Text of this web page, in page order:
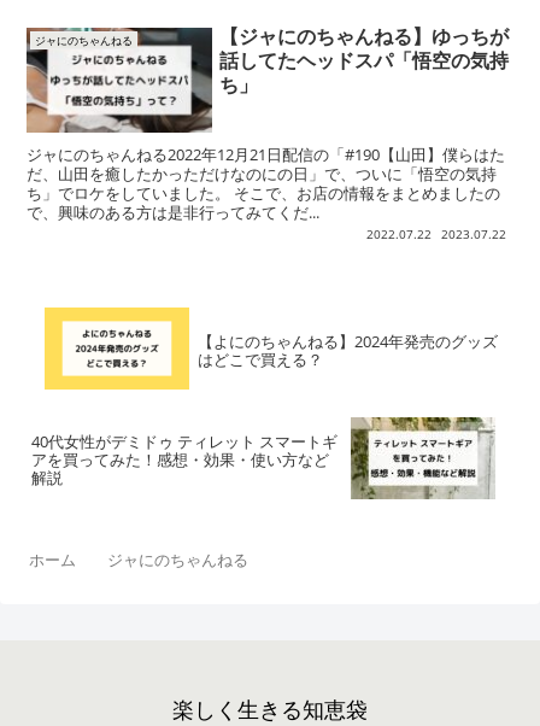
ジャにのちゃんねる
【ジャにのちゃんねる】ゆっちが
話してたヘッドスパ「悟空の気持
ち」
ジャにのちゃんねる2022年12月21日配信の「#190【山田】僕らはた
だ、山田を癒したかっただけなのにの日」で、ついに「悟空の気持
ち」でロケをしていました。 そこで、お店の情報をまとめましたの
で、興味のある方は是非行ってみてくだ...
2022.07.22 2023.07.22
【よにのちゃんねる】2024年発売のグッズ
はどこで買える？
40代女性がデミドゥ ティレット スマートギ
アを買ってみた！感想・効果・使い方など
解説
ホーム ジャにのちゃんねる
楽しく生きる知恵袋